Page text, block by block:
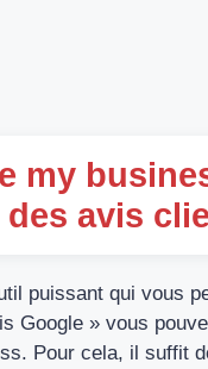
my
avis
puissant qui vous
Google » vous
Pour cela, il suffit